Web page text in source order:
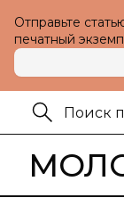
Отправьте
печатный